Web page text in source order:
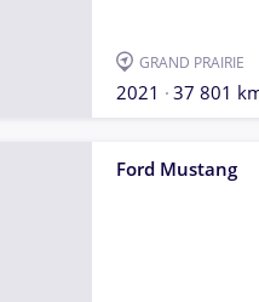
GRAND PRAIRIE
2021 37 801
Ford Mustang